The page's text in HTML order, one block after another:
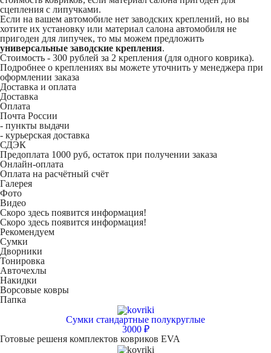
сцепления с липучками.
Если на вашем автомобиле нет заводских креплений, но вы
хотите их установку или материал салона автомобиля не
пригоден для липучек, то мы можем предложить
универсальные заводские крепления.
Стоимость - 300 рублей за 2 крепления (для одного коврика).
Подробнее о креплениях вы можете уточнить у менеджера при
оформлении заказа
Доставка и оплата
Доставка
Оплата
Почта России
- пункты выдачи
- курьерская доставка
СДЭК
Предоплата 1000 руб, остаток при получении заказа
Онлайн-оплата
Оплата на расчётный счёт
Галерея
Фото
Видео
Скоро здесь появится информация!
Скоро здесь появится информация!
Рекомендуем
Сумки
Дворники
Тонировка
Авточехлы
Накидки
Ворсовые ковры
Папка
Сумки стандартные полукруглые
3000 ₽
Готовые решеня комплектов ковриков EVA